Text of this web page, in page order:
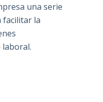
una serie
facilitar la